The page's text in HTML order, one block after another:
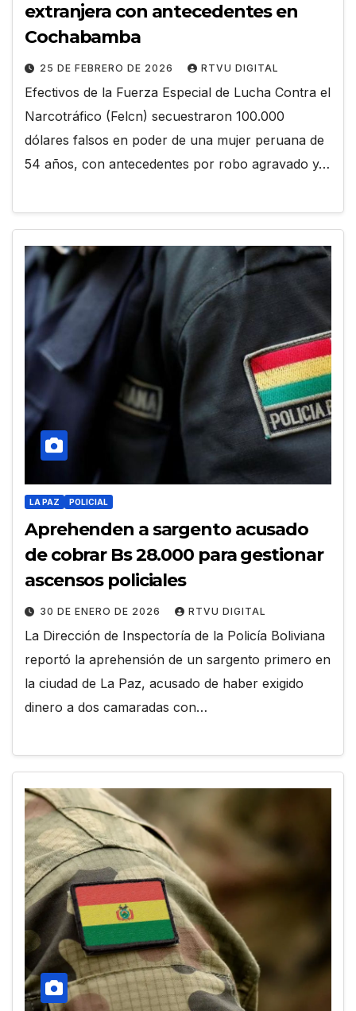
extranjera con antecedentes en
Cochabamba
25 DE FEBRERO DE 2026 RTVU DIGITAL
Efectivos de la Fuerza Especial de Lucha Contra el
Narcotráfico (Felcn) secuestraron 100.000
dólares falsos en poder de una mujer peruana de
54 años, con antecedentes por robo agravado y…
LA PAZ POLICIAL
Aprehenden a sargento acusado
de cobrar Bs 28.000 para gestionar
ascensos policiales
30 DE ENERO DE 2026 RTVU DIGITAL
La Dirección de Inspectoría de la Policía Boliviana
reportó la aprehensión de un sargento primero en
la ciudad de La Paz, acusado de haber exigido
dinero a dos camaradas con…